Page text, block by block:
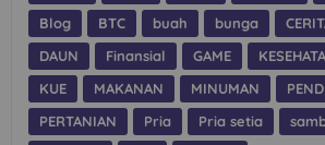
Blog
BTC buah bunga
DAUN
Finansial GAME
KUE
MAKANAN MINUMAN
PERTANIAN
Pria Pria setia